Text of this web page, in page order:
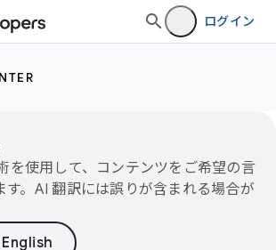
ログイン
を使用して、コンテンツをご希望の言
す。AI 翻訳には誤りが含まれる場合が